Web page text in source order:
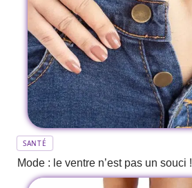
SANTÉ
Mode : le ventre n’est pas un souci !